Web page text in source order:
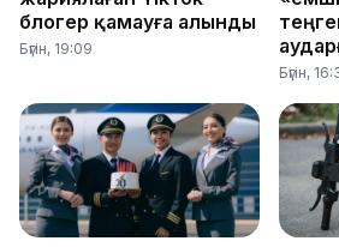
блогер қамауға алынды
Бүгін, 19:09
Бүгін,